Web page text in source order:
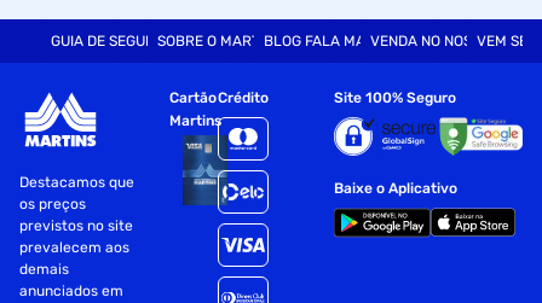
GUIA DE SEGURANÇASOBRE O MARTINSBLOG FALA MARTVENDA NO NOSSO SITE
VEM SER
Destacamos que
os preços
previstos no site
prevalecem aos
demais
anunciados em
Cartão
Martins
Crédito Site 100% Seguro
Baixe o Aplicativo